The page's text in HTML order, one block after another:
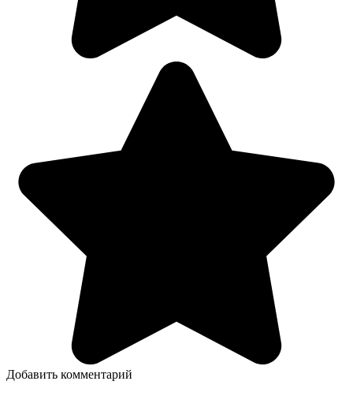
Добавить комментарий